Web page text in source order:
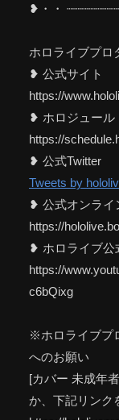
❥・・
ホロライブプロ
❥ 公式サイト
https://
❥ ホロジュール
https://
❥ 公式Twitter
Tweets by
❥ 公式オンライ
https://
❥ ホロライブ公
https://
c6bQixg
※ホロライブプ
へのお願い
[カバー 未成年
か、下記リンク